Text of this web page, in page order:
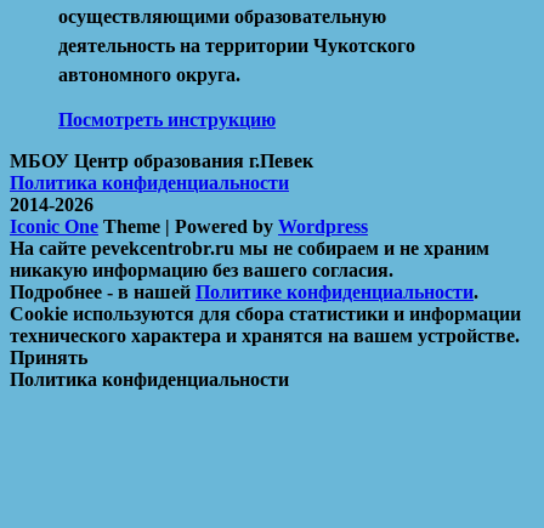
осуществляющими образовательную
деятельность на территории Чукотского
автономного округа.
Посмотреть инструкцию
МБОУ Центр образования г.Певек
Политика конфиденциальности
2014-2026
Iconic One Theme | Powered by Wordpress
На сайте pevekcentrobr.ru мы не собираем и не храним
никакую информацию без вашего согласия.
Подробнее - в нашей Политике конфиденциальности.
Cookie используются для сбора статистики и информации
технического характера и хранятся на вашем устройстве.
Принять
Политика конфиденциальности